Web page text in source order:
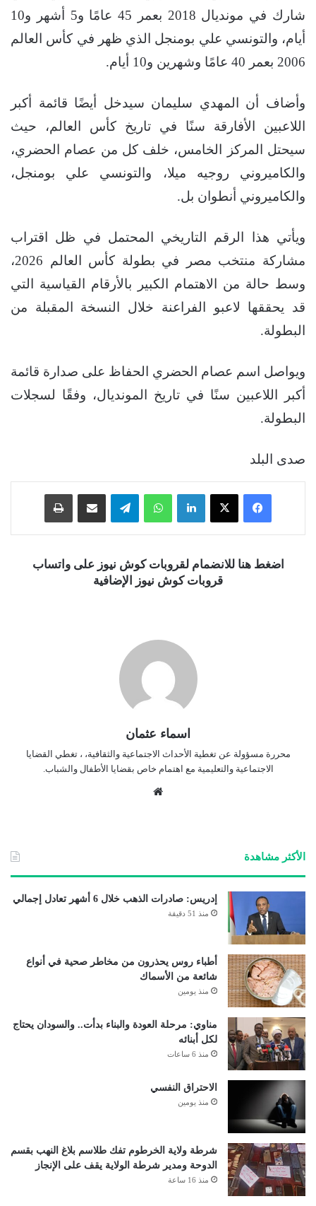
شارك في مونديال 2018 بعمر 45 عامًا و5 أشهر و10
أيام، والتونسي علي بومنجل الذي ظهر في كأس العالم
2006 بعمر 40 عامًا وشهرين و10 أيام.
وأضاف أن المهدي سليمان سيدخل أيضًا قائمة أكبر
اللاعبين الأفارقة سنًا في تاريخ كأس العالم، حيث
سيحتل المركز الخامس، خلف كل من عصام الحضري،
والكاميروني روجيه ميلا، والتونسي علي بومنجل،
والكاميروني أنطوان بل.
ويأتي هذا الرقم التاريخي المحتمل في ظل اقتراب
مشاركة منتخب مصر في بطولة كأس العالم 2026،
وسط حالة من الاهتمام الكبير بالأرقام القياسية التي
قد يحققها لاعبو الفراعنة خلال النسخة المقبلة من
البطولة.
ويواصل اسم عصام الحضري الحفاظ على صدارة قائمة
أكبر اللاعبين سنًا في تاريخ المونديال، وفقًا لسجلات
البطولة.
صدى البلد
فيسبوك ‫X لينكدإن واتساب تيلقرام
اضغط هنا للانضمام لقروبات كوش نيوز على واتساب
قروبات كوش نيوز الإضافية
اسماء عثمان
محررة مسؤولة عن تغطية الأحداث الاجتماعية والثقافية، ، تغطي القضايا
الاجتماعية والتعليمية مع اهتمام خاص بقضايا الأطفال والشباب.
الأكثر مشاهدة
إدريس: صادرات الذهب خلال 6 أشهر تعادل إجمالي
منذ 51 دقيقة
أطباء روس يحذرون من مخاطر صحية في أنواع
شائعة من الأسماك
منذ يومين
مناوي: مرحلة العودة والبناء بدأت.. والسودان يحتاج
لكل أبنائه
منذ 6 ساعات
الاحتراق النفسي
منذ يومين
شرطة ولاية الخرطوم تفك طلاسم بلاغ النهب بقسم
الدوحة ومدير شرطة الولاية يقف على الإنجاز
منذ 16 ساعة